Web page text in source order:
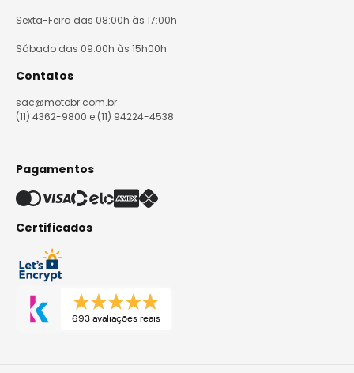
Sexta-Feira das 08:00h às 17:00h
Sábado das 09:00h às 15h00h
Contatos
sac@motobr.com.br
(11) 4362-9800 e (11) 94224-4538
Pagamentos
Certificados
693 avaliações reais